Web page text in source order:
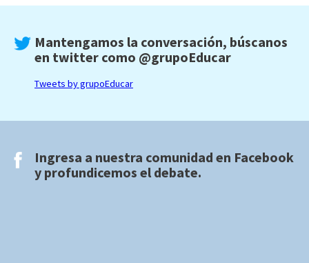
Mantengamos la conversación, búscanos
en twitter como @grupoEducar
Tweets by grupoEducar
Ingresa a nuestra comunidad en Facebook
y profundicemos el debate.